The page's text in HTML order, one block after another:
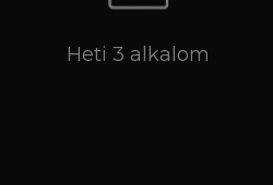
Heti 3 alkalom